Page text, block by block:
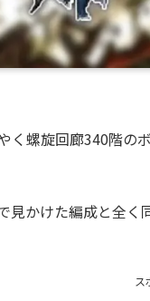
螺旋回廊340階の
見かけた編成と全
ス